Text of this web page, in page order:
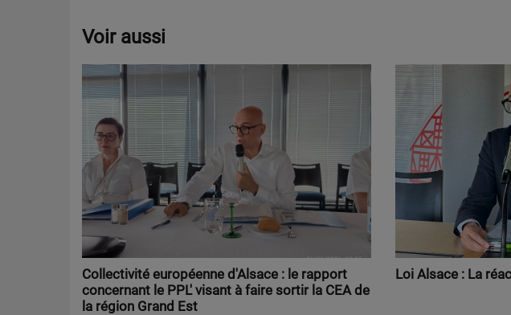
Voir aussi
Collectivité européenne d'Alsace : le rapport
concernant le PPL' visant à faire sortir la CEA de
la région Grand Est
Loi Alsace : La